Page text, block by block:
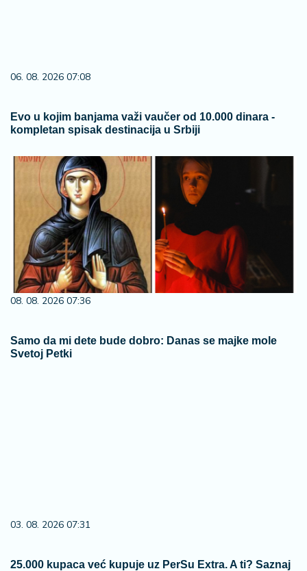
06. 08. 2026 07:08
Evo u kojim banjama važi vaučer od 10.000 dinara -
kompletan spisak destinacija u Srbiji
08. 08. 2026 07:36
Samo da mi dete bude dobro: Danas se majke mole
Svetoj Petki
03. 08. 2026 07:31
25.000 kupaca već kupuje uz PerSu Extra. A ti? Saznaj